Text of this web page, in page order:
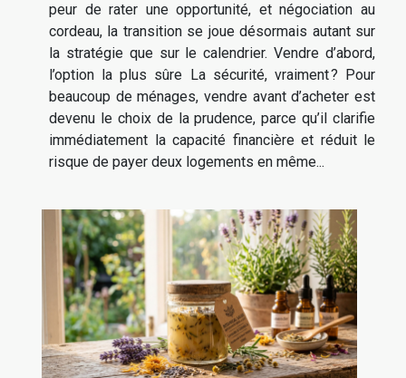
peur de rater une opportunité, et négociation au
cordeau, la transition se joue désormais autant sur
la stratégie que sur le calendrier. Vendre d’abord,
l’option la plus sûre La sécurité, vraiment ? Pour
beaucoup de ménages, vendre avant d’acheter est
devenu le choix de la prudence, parce qu’il clarifie
immédiatement la capacité financière et réduit le
risque de payer deux logements en même...